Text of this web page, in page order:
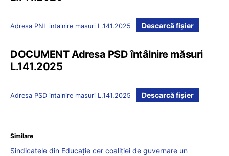
Adresa PNL intalnire masuri L.141.2025 Descarcă fișier
DOCUMENT Adresa PSD întâlnire măsuri
L.141.2025
Adresa PSD intalnire masuri L.141.2025 Descarcă fișier
Similare
Sindicatele din Educație cer coaliției de guvernare un